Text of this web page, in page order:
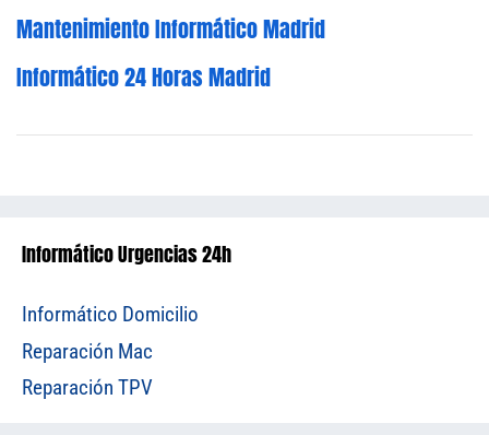
Mantenimiento Informático Madrid
Informático 24 Horas Madrid
Informático Urgencias 24h
Informático Domicilio
Reparación Mac
Reparación TPV